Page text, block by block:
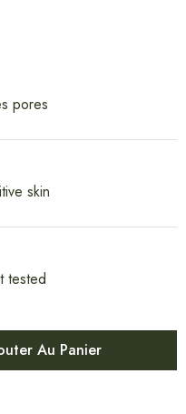
pores
skin
tested
Au Panier